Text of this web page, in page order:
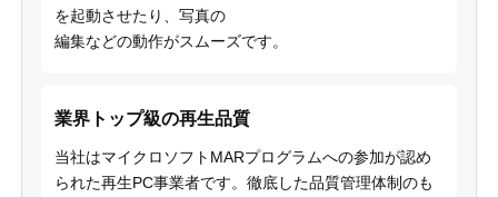
を起動させたり、写真の
編集などの動作がスムーズです。
業界トップ級の再生品質
当社はマイクロソフトMARプログラムへの参加が認め
られた再生PC事業者です。徹底した品質管理体制のも